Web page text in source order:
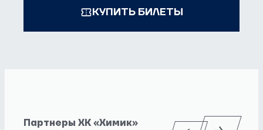
КУПИТЬ БИЛЕТЫ
Партнеры ХК «Химик»